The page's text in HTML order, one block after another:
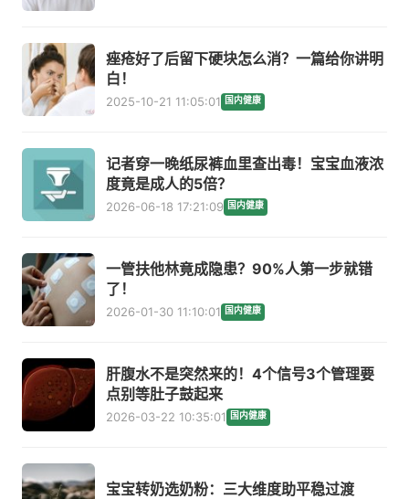
痤疮好了后留下硬块怎么消？一篇给你讲明
白！
2025-10-21 11:05:01 国内健康
记者穿一晚纸尿裤血里查出毒！宝宝血液浓
度竟是成人的5倍？
2026-06-18 17:21:09 国内健康
一管扶他林竟成隐患？90%人第一步就错
了！
2026-01-30 11:10:01 国内健康
肝腹水不是突然来的！4个信号3个管理要
点别等肚子鼓起来
2026-03-22 10:35:01 国内健康
宝宝转奶选奶粉：三大维度助平稳过渡